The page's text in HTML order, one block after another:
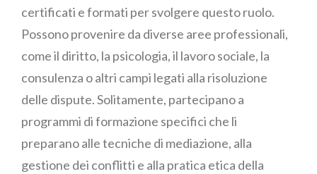
certificati e formati per svolgere questo ruolo.
Possono provenire da diverse aree professionali,
come il diritto, la psicologia, il lavoro sociale, la
consulenza o altri campi legati alla risoluzione
delle dispute. Solitamente, partecipano a
programmi di formazione specifici che li
preparano alle tecniche di mediazione, alla
gestione dei conflitti e alla pratica etica della